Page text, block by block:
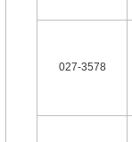
027-3578